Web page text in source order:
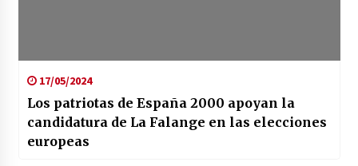
17/05/2024
Los patriotas de España 2000 apoyan la
candidatura de La Falange en las elecciones
europeas